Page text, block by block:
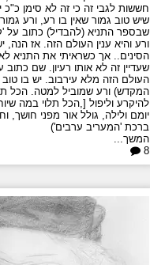
חששות לגבי זה כי זה לא סימן כ"כ
שיש טוב גמור שאין בו רע, ורע
שבספר התניא (להבדיל) כתוב על
ורע והיא ענין העולם הזה. אז הנה,
הסינים.. אך כשראיתי את התניא
שעדיין זה לא אותו רעיון. שם
העולם הזה מלא עירבוב. יש בו
המקדש) ורע שמוביל למטה. הכל
להיקרע וליפול [,הכל תלוי במה
יומם ולילה, גולל אור מפני חושך,
ברכת 'המעריב ערבים')
המשך...
8